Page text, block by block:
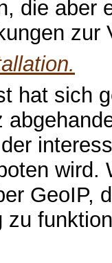
die aber
hat sich
GeoIP,
zu